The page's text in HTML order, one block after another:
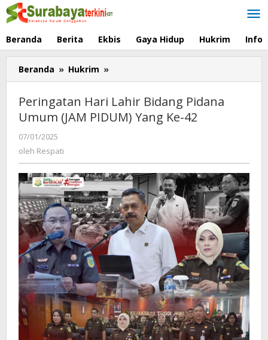
Lewati
ke
Beranda Berita Ekbis Gaya Hidup Hukrim Info
Beranda » Hukrim »
Hari
Lahir
Bidang
Pidana
Ke-
42
Peringatan Hari Lahir Bidang Pidana
Umum (JAM PIDUM) Yang Ke-42
07/01/2025
oleh Respati